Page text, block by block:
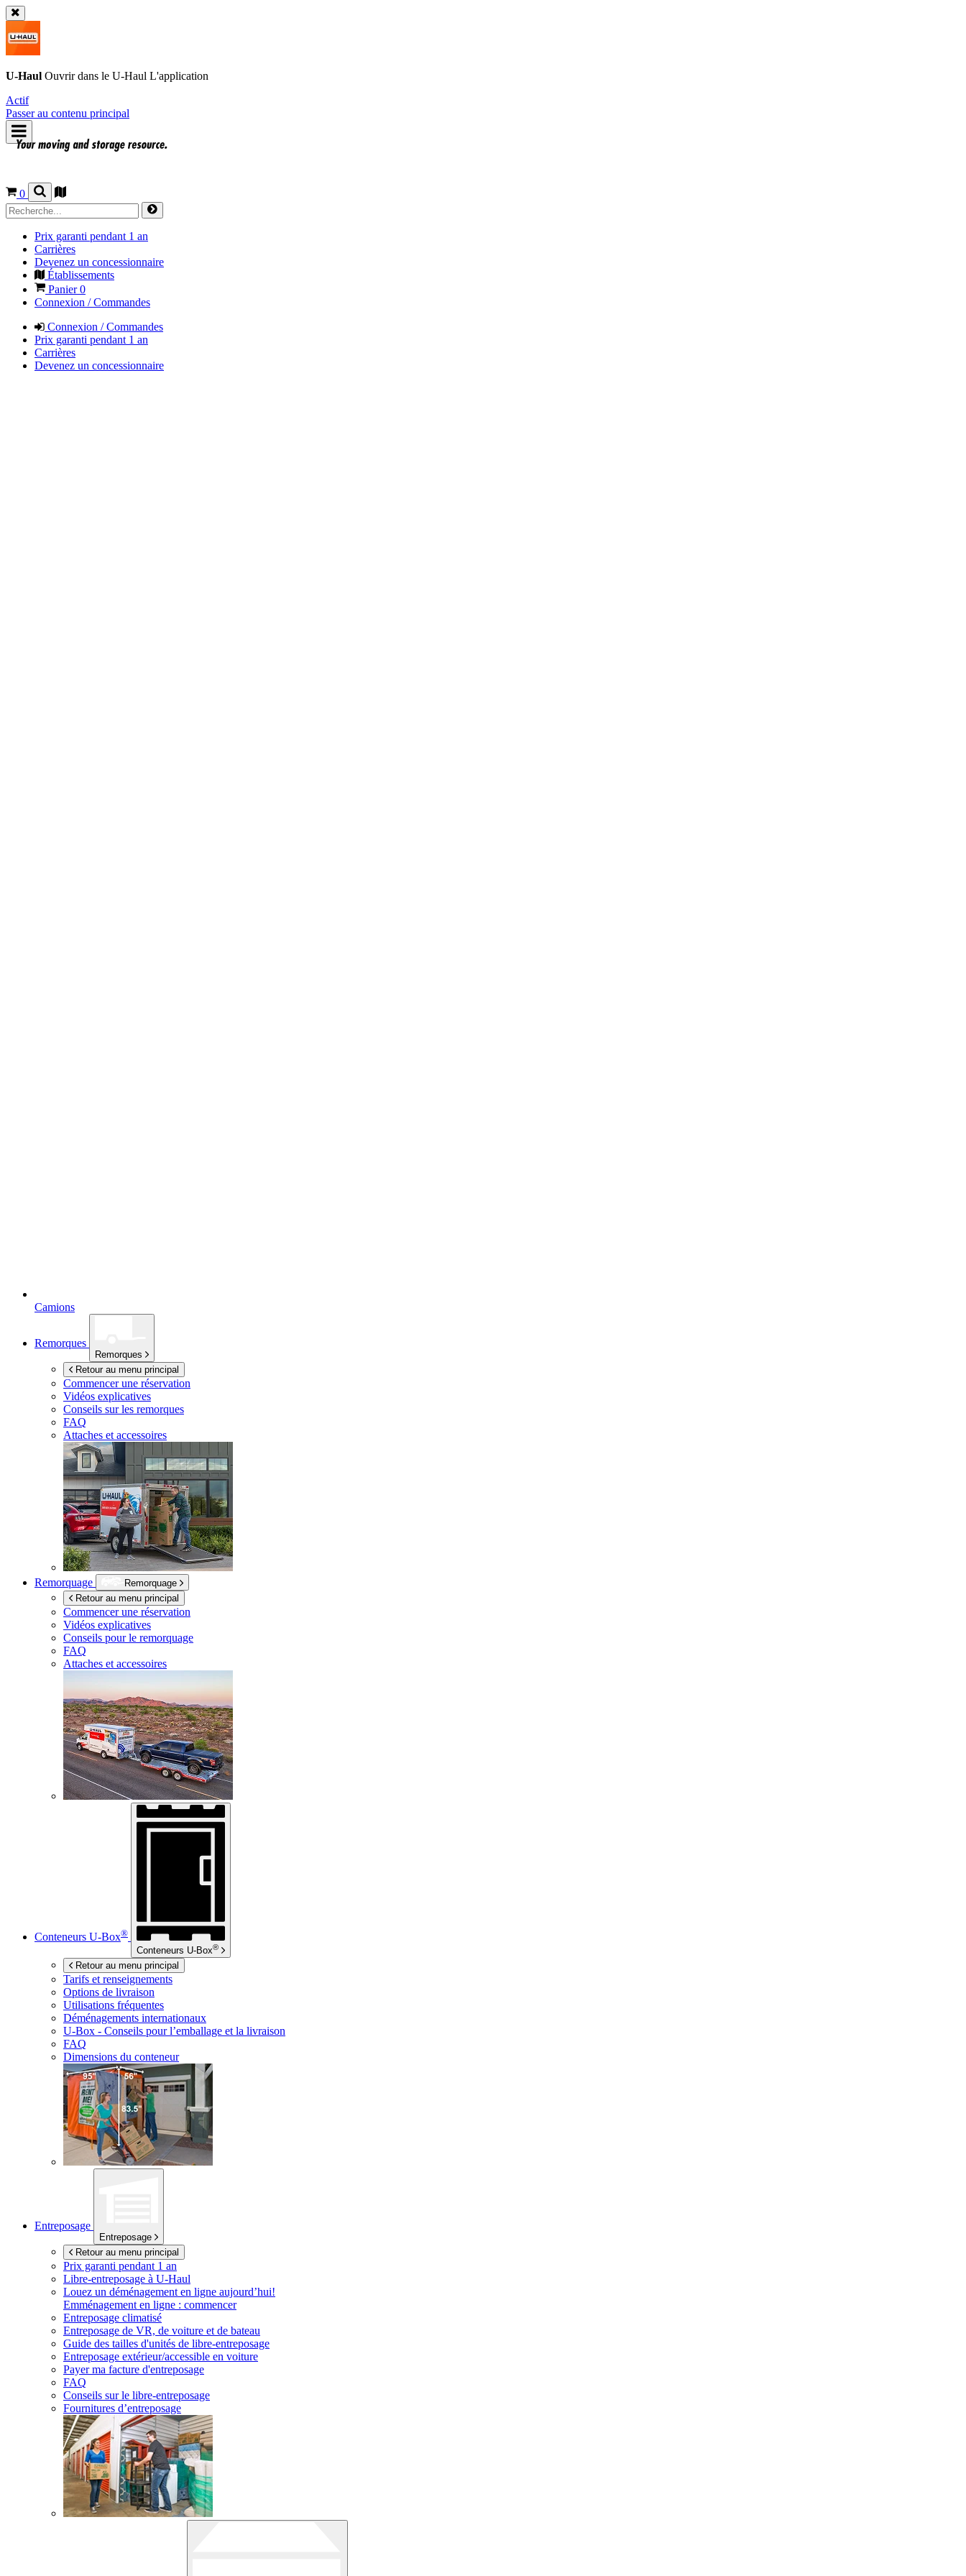
U-Haul Ouvrir dans le U-Haul L'application
Actif
Passer au contenu principal
0
Prix garanti pendant 1 an
Carrières
Devenez un concessionnaire
Établissements
Panier0
Connexion / Commandes
Connexion / Commandes
Prix garanti pendant 1 an
Carrières
Devenez un concessionnaire
Camions
Remorques
Remorques
Retour au menu principal
Commencer une réservation
Vidéos explicatives
Conseils sur les remorques
FAQ
Attaches et accessoires
Remorquage
Remorquage
Retour au menu principal
Commencer une réservation
Vidéos explicatives
Conseils pour le remorquage
FAQ
Attaches et accessoires
Conteneurs U-Box®
Conteneurs U-Box®
Retour au menu principal
Tarifs et renseignements
Options de livraison
Utilisations fréquentes
Déménagements internationaux
U-Box - Conseils pour l’emballage et la livraison
FAQ
Dimensions du conteneur
Entreposage
Entreposage
Retour au menu principal
Prix garanti pendant 1 an
Libre-entreposage à U-Haul
Louez un déménagement en ligne aujourd’hui!
Emménagement en ligne : commencer
Entreposage climatisé
Entreposage de VR, de voiture et de bateau
Guide des tailles d'unités de libre-entreposage
Entreposage extérieur/accessible en voiture
Payer ma facture d'entreposage
FAQ
Conseils sur le libre-entreposage
Fournitures d’entreposage